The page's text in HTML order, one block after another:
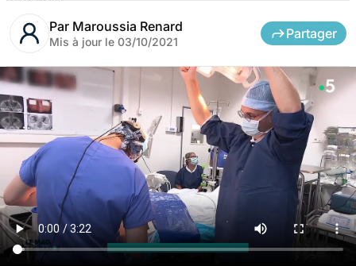
Par Maroussia Renard
Mis à jour le 03/10/2021
Partager